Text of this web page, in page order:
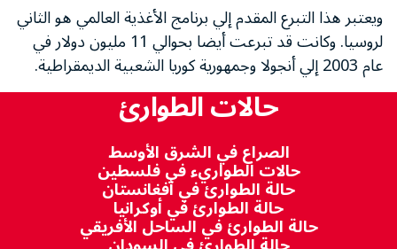
ويعتبر هذا التبرع المقدم إلي برنامج الأغذية العالمي هو الثاني
لروسيا. وكانت قد تبرعت أيضا بحوالي 11 مليون دولار في
عام 2003 إلي أنجولا وجمهورية كوريا الشعبية الديمقراطية.
حالات الطوارئ
الصراع في الشرق الأوسط
حالات الطواريء في فلسطين
حالة الطوارئ في أفغانستان
حالة الطوارئ في أوكرانيا
حالة الطوارئ في الساحل الأفريقي